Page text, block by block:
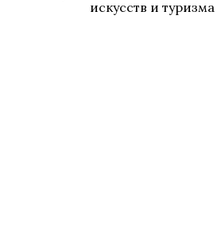
искусств и туризма